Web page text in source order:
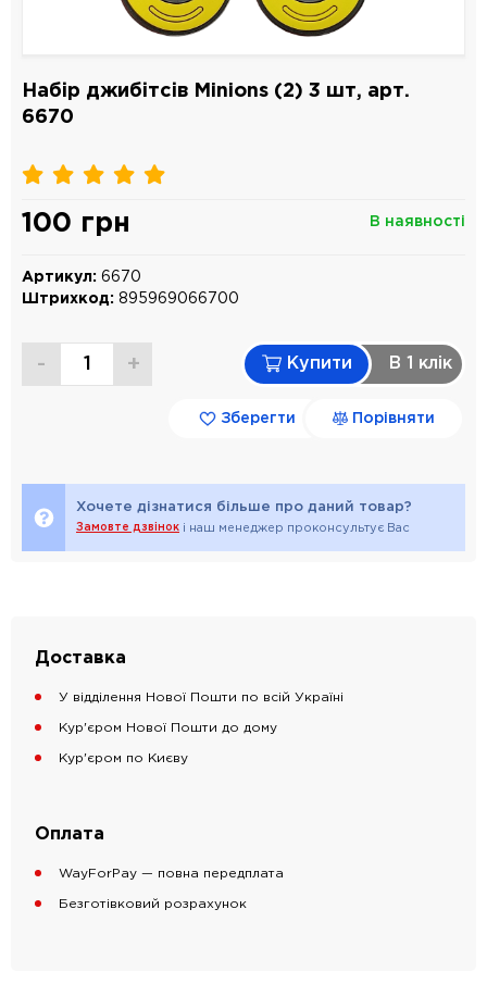
Набір джибітсів Minions (2) 3 шт, арт.
6670
В наявності
100 грн
Артикул: 6670
Штрихкод: 895969066700
- + Купити В 1 клiк
Зберегти Порівняти
Хочете дізнатися більше про даний товар?
Замовте дзвінок і наш менеджер проконсультує Вас
Доставка
У відділення Нової Пошти по всій Україні
Кур'єром Нової Пошти до дому
Кур'єром по Києву
Оплата
WayForPay — повна передплата
Безготівковий розрахунок